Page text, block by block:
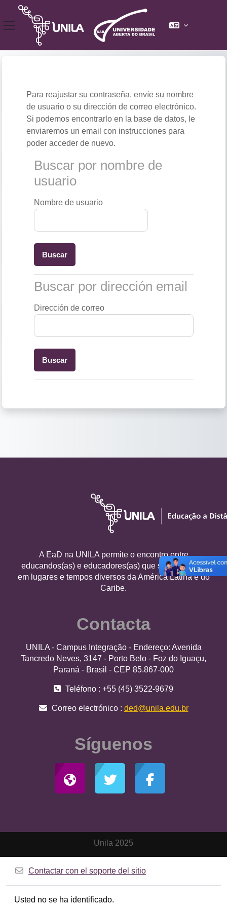
Salta al contenido principal
Panel lateral
Para reajustar su contraseña, envíe su nombre
de usuario o su dirección de correo electrónico.
Si podemos encontrarlo en la base de datos, le
enviaremos un email con instrucciones para
poder acceder de nuevo.
Buscar por nombre de usuario
Buscar por nombre de
usuario
Nombre de usuario
Buscar por dirección email
Buscar por dirección email
Dirección de correo
A EaD na UNILA permite o encontro entre
educandos(as) e educadores(as) que se encontram
em lugares e tempos diversos da América Latina e do
Caribe.
Contacta
UNILA - Campus Integração - Endereço: Avenida
Tancredo Neves, 3147 - Porto Belo - Foz do Iguaçu,
Paraná - Brasil - CEP 85.867-000
Teléfono : +55 (45) 3522-9679
Correo electrónico : ded@unila.edu.br
Síguenos
Unila 2025
Contactar con el soporte del sitio
Usted no se ha identificado.